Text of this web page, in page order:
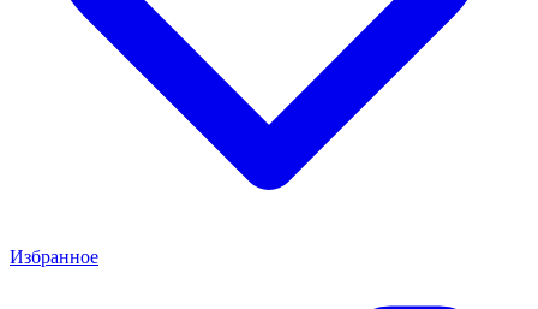
Избранное